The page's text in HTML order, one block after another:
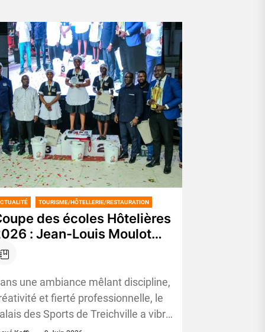
TOURISME/HÔTELLERIE/RESTAURATION
des écoles Hôtelières
: Jean-Louis Moulot
couronne l’excellence des
métiers de l’hôtellerie
une ambiance mêlant discipline,
et fierté professionnelle, le
des Sports de Treichville a vibré